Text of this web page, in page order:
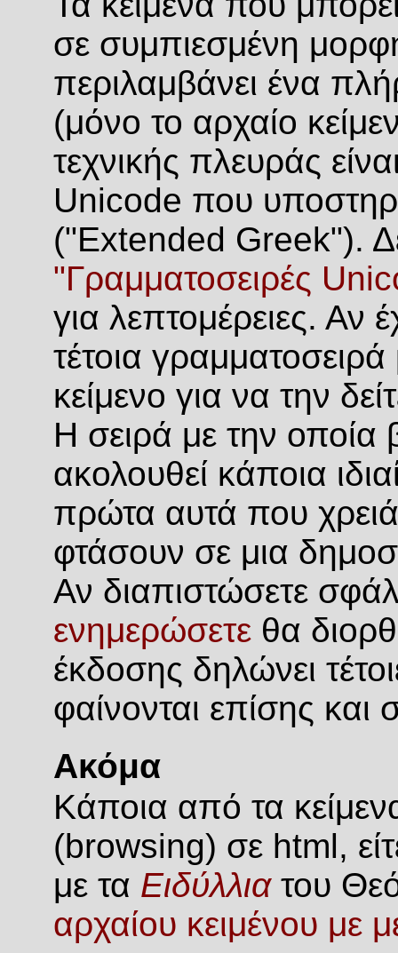
σε συμπιεσμένη
περιλαμβάνει ένα
(μόνο το αρχαίο
τεχνικής πλευράς
Unicode που
("Extended Greek").
"Γραμματοσειρές
για λεπτομέρειες. Αν
τέτοια
κείμενο για να την
Η σειρά με την οποία
ακολουθεί κάποια
πρώτα αυτά που
φτάσουν σε μια
Αν διαπιστώσετε
ενημερώσετε θα
έκδοσης δηλώνει
φαίνονται επίσης και
Ακόμα
Κάποια από τα
(browsing) σε html,
με τα Ειδύλλιατου
αρχαίου κειμένου με